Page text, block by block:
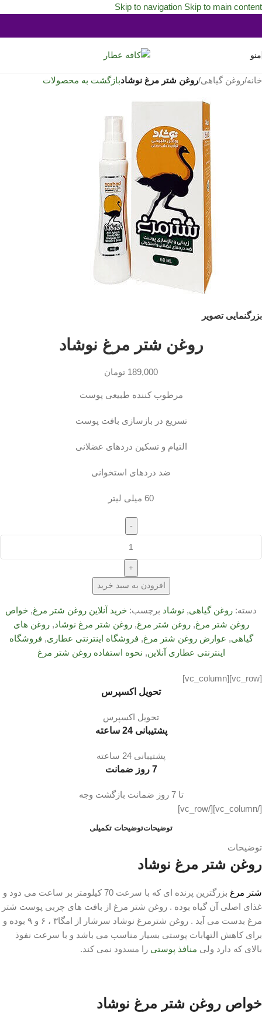
Skip to navigation Skip to main content
منو
خانه/روغن گیاهی/روغن شتر مرغ نوشادبازگشت به محصولات
بزرگنمایی تصویر
روغن شتر مرغ نوشاد
189,000 تومان
مرطوب کننده طبیعی پوست
تسریع در بازسازی بافت پوست
التیام و تسکین دردهای عضلانی
ضد دردهای استخوانی
60 میلی لیتر
-
+
افزودن به سبد خرید
دسته: روغن گیاهی, نوشاد برچسب: خرید آنلاین روغن شتر مرغ, خواص
روغن شتر مرغ, روغن شتر مرغ, روغن شتر مرغ نوشاد, روغن های
گیاهی, عوارض روغن شتر مرغ, فروشگاه اینترنتی عطاری, فروشگاه
اینترنتی عطاری آنلاین, نحوه استفاده روغن شتر مرغ
[vc_row][vc_column]
تحویل اکسپرس
تحویل اکسپرس
پشتیبانی 24 ساعته
پشتیبانی 24 ساعته
7 روز ضمانت
تا 7 روز ضمانت بازگشت وجه
[/vc_column][/vc_row]
توضیحاتتوضیحات تکمیلی
توضیحات
روغن شتر مرغ نوشاد
شتر مرغ
بزرگترین پرنده ای که با سرعت 70 کیلومتر بر ساعت می دود و
غذای اصلی آن گیاه بوده . روغن شتر مرغ از بافت های چربی پوست شتر
مرغ بدست می آید . روغن شترمرغ نوشاد سرشار از امگا۳ ، ۶ و ۹ بوده و
برای کاهش التهابات پوستی بسیار مناسب می باشد و با سرعت نفوذ
بالای که دارد ولی منافذ پوستی را مسدود نمی کند.
خواص روغن شتر مرغ نوشاد